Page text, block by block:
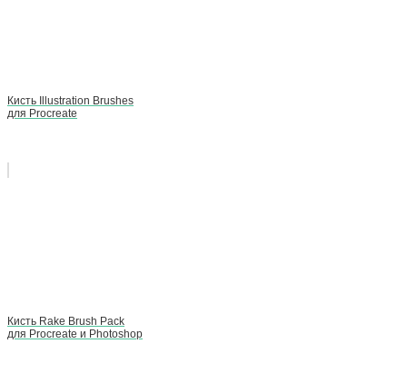
Кисть Illustration Brushes
для Procreate
Кисть Rake Brush Pack
для Procreate и Photoshop